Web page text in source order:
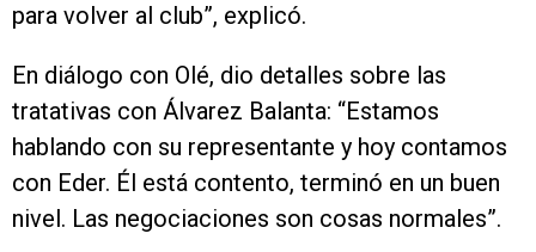
para volver al club”, explicó.
En diálogo con Olé, dio detalles sobre las
tratativas con Álvarez Balanta: “Estamos
hablando con su representante y hoy contamos
con Eder. Él está contento, terminó en un buen
nivel. Las negociaciones son cosas normales”.